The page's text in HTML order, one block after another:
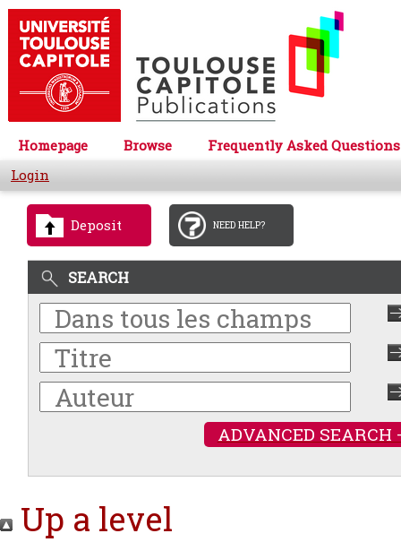
Homepage Browse
Frequently Asked Questions
Login
Deposit NEED HELP?
SEARCH
ADVANCED SEARCH
Up a level